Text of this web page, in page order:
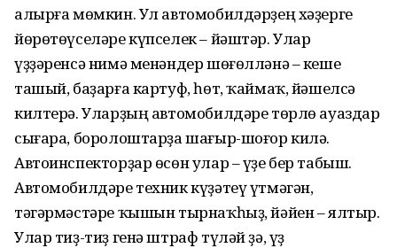
алырға мөмкин. Ул автомобилдәрҙең хәҙерге
йөрөтөүселәре күпселек – йәштәр. Улар
үҙҙәренсә нимә менәндер шөғөлләнә – кеше
ташый, баҙарға картуф, һөт, ҡаймаҡ, йәшелсә
килтерә. Уларҙың автомобилдәре төрлө ауаздар
сығара, боролоштарҙа шағыр-шоғор килә.
Автоинспекторҙар өсөн улар – үҙе бер табыш.
Автомобилдәре техник күҙәтеү үтмәгән,
тәгәрмәстәре ҡышын тырнаҡһыҙ, йәйен – ялтыр.
Улар тиҙ-тиҙ генә штраф түләй ҙә, үҙ